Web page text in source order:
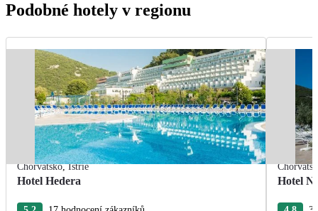
Podobné hotely v regionu
Chorvatsko,Istrie
Hotel Hedera Hotel